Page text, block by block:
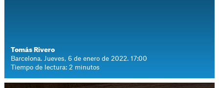
Tomás Rivero
Barcelona. Jueves, 6 de enero de 2022. 17:00
Tiempo de lectura: 2 minutos